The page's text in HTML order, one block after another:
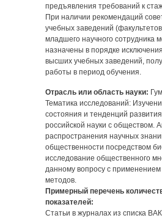
предъявления требований к
При наличии рекомендаций
учебных заведений
младшего научного сотрудника
назначены в порядке
высших учебных заведений,
работы в период обучения.
Отрасль или область науки:
Тематика исследований:
состояния и тенденций
российской науки с обществом.
распространения научных
общественности посредством
исследование общественного
данному вопросу с применением
методов.
Примерный перечень
показателей:
Статьи в журналах из списка